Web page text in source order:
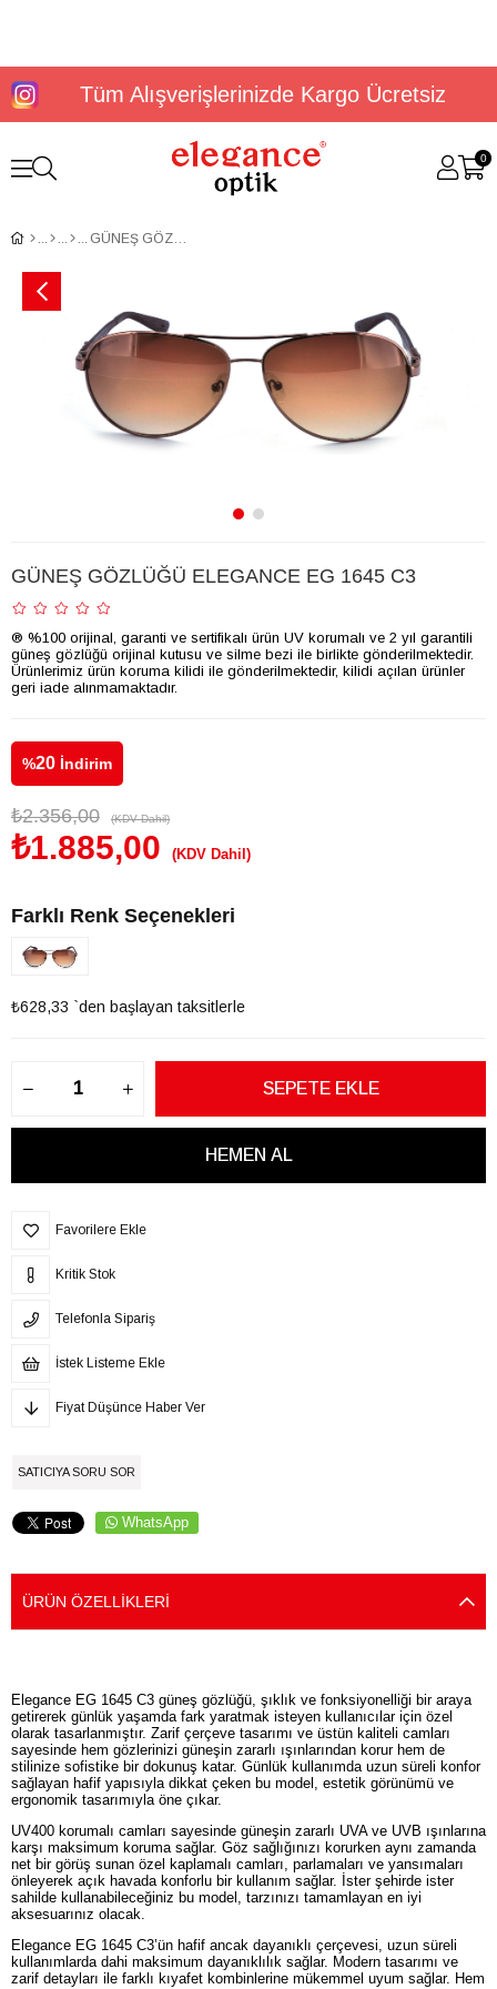
Tüm Alışverişlerinizde Kargo Ücretsiz
0
GÜNEŞ GÖZLÜĞÜ ELEGANCE EG 1645 C3
GÜNEŞ GÖZLÜĞÜ ELEGANCE EG 1645 C3
® %100 orijinal, garanti ve sertifikalı ürün UV korumalı ve 2 yıl garantili
güneş gözlüğü orijinal kutusu ve silme bezi ile birlikte gönderilmektedir.
Ürünlerimiz ürün koruma kilidi ile gönderilmektedir, kilidi açılan ürünler
geri iade alınmamaktadır.
%20 İndirim
₺2.356,00 (KDV Dahil)
₺1.885,00 (KDV Dahil)
Farklı Renk Seçenekleri
₺628,33 `den başlayan taksitlerle
Favorilere Ekle
Kritik Stok
Telefonla Sipariş
İstek Listeme Ekle
Fiyat Düşünce Haber Ver
SATICIYA SORU SOR
WhatsApp
ÜRÜN ÖZELLIKLERI
Elegance EG 1645 C3 güneş gözlüğü, şıklık ve fonksiyonelliği bir araya
getirerek günlük yaşamda fark yaratmak isteyen kullanıcılar için özel
olarak tasarlanmıştır. Zarif çerçeve tasarımı ve üstün kaliteli camları
sayesinde hem gözlerinizi güneşin zararlı ışınlarından korur hem de
stilinize sofistike bir dokunuş katar. Günlük kullanımda uzun süreli konfor
sağlayan hafif yapısıyla dikkat çeken bu model, estetik görünümü ve
ergonomik tasarımıyla öne çıkar.
UV400 korumalı camları sayesinde güneşin zararlı UVA ve UVB ışınlarına
karşı maksimum koruma sağlar. Göz sağlığınızı korurken aynı zamanda
net bir görüş sunan özel kaplamalı camları, parlamaları ve yansımaları
önleyerek açık havada konforlu bir kullanım sağlar. İster şehirde ister
sahilde kullanabileceğiniz bu model, tarzınızı tamamlayan en iyi
aksesuarınız olacak.
Elegance EG 1645 C3’ün hafif ancak dayanıklı çerçevesi, uzun süreli
kullanımlarda dahi maksimum dayanıklılık sağlar. Modern tasarımı ve
zarif detayları ile farklı kıyafet kombinlerine mükemmel uyum sağlar. Hem